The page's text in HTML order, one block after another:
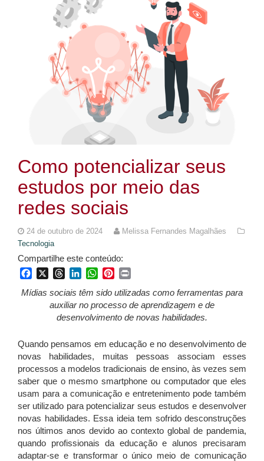
Como potencializar seus
estudos por meio das
redes sociais
24 de outubro de 2024
Melissa Fernandes Magalhães
Tecnologia
Compartilhe este conteúdo:
FacebookThreadsLinkedInWhatsApp
Pinterest
Mídias sociais têm sido utilizadas como ferramentas para
auxiliar no processo de aprendizagem e de
desenvolvimento de novas habilidades.
Quando pensamos em educação e no desenvolvimento de
novas habilidades, muitas pessoas associam esses
processos a modelos tradicionais de ensino, às vezes sem
saber que o mesmo smartphone ou computador que eles
usam para a comunicação e entretenimento pode também
ser utilizado para potencializar seus estudos e desenvolver
novas habilidades. Essa ideia tem sofrido desconstruções
nos últimos anos devido ao contexto global de pandemia,
quando profissionais da educação e alunos precisaram
adaptar-se e transformar o único meio de comunicação